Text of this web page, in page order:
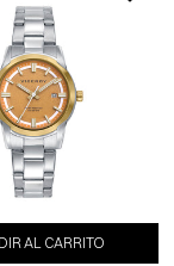
AÑADIR AL CARRITO
AL CARRITO